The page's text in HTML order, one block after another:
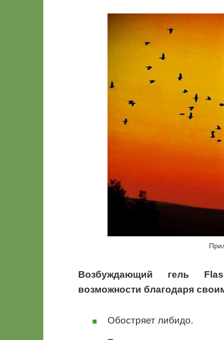
Возбуждающий гель
возможности благодаря
Обостряет либидо.